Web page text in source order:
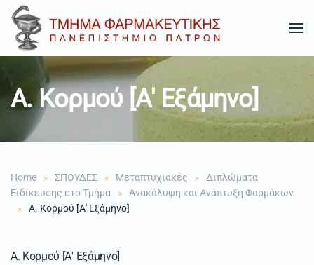
Skip to main content
Α. Κορμού [Α' Εξάμηνο]
Home ΣΠΟΥΔΕΣ Μεταπτυχιακές
Διπλώματα
Ειδίκευσης στο Τμήμα
Ανακάλυψη και Ανάπτυξη Φαρμάκων
Α. Κορμού [Α' Εξάμηνο]
Α. Κορμού [Α' Εξάμηνο]